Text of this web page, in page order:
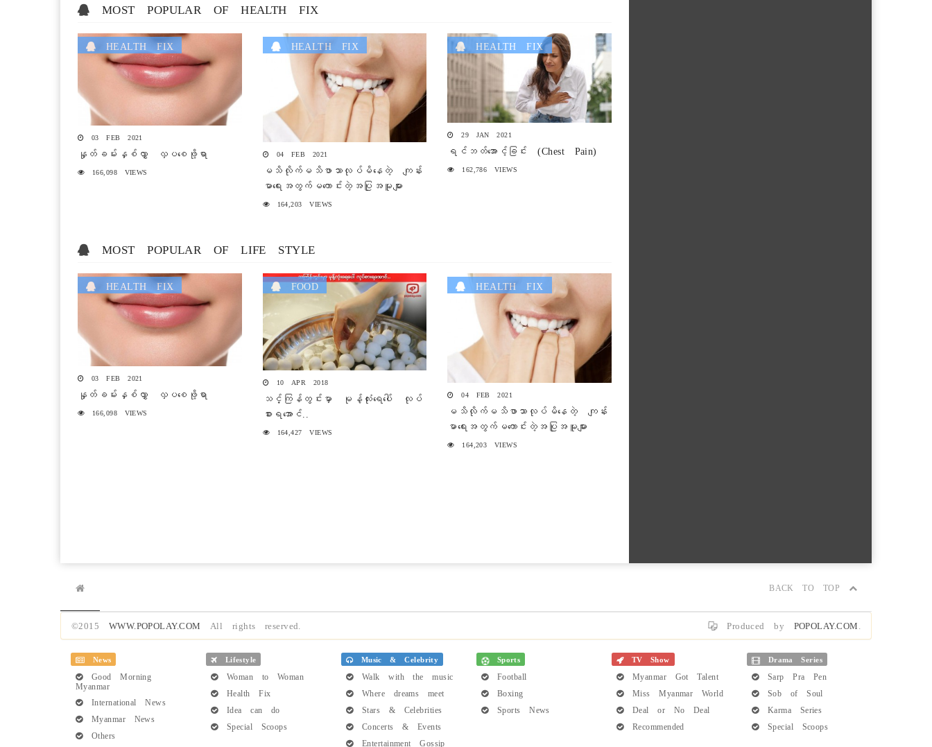
MOST POPULAR OF HEALTH FIX
HEALTH FIX
03 FEB 2021
နှုတ်ခမ်းနှစ်လွှာ လှပစေဖို့ရာ
166,098 VIEWS
HEALTH FIX
04 FEB 2021
မသိလိုက်မသိဖာသာလုပ်မိနေတဲ့ ကျန်း
မာရေးအတွက်မကောင်းတဲ့အပြုအမူများ
164,203 VIEWS
HEALTH FIX
29 JAN 2021
ရင်ဘတ်အောင့်ခြင်း (Chest Pain)
162,786 VIEWS
MOST POPULAR OF LIFE STYLE
HEALTH FIX
03 FEB 2021
နှုတ်ခမ်းနှစ်လွှာ လှပစေဖို့ရာ
166,098 VIEWS
FOOD
10 APR 2018
သင်္ကြန်တွင်းမှာ မုန့်လုံးရေပေါ် လုပ်
စားရအောင်..
164,427 VIEWS
HEALTH FIX
04 FEB 2021
မသိလိုက်မသိဖာသာလုပ်မိနေတဲ့ ကျန်း
မာရေးအတွက်မကောင်းတဲ့အပြုအမူများ
164,203 VIEWS
BACK TO TOP
©2015 WWW.POPOLAY.COM All rights reserved. Produced by POPOLAY.COM
News
Good Morning
Myanmar
International News
Myanmar News
Others
Lifestyle
Woman to Woman
Health Fix
Idea can do
Special Scoops
Music & Celebrity
Walk with the music
Where dreams meet
Stars & Celebrities
Concerts & Events
Entertainment Gossip
Sports
Football
Boxing
Sports News
TV Show
Myanmar Got Talent
Miss Myanmar World
Deal or No Deal
Recommended
Drama Series
Sarp Pra Pen
Sob of Soul
Karma Series
Special Scoops